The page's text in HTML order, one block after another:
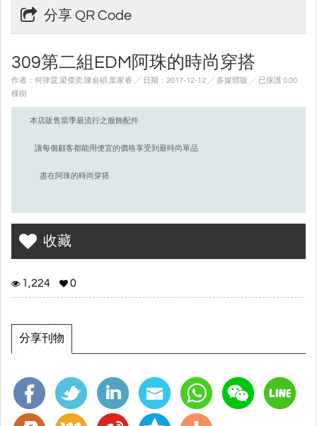
分享 QR Code
309第二組EDM阿珠的時尚穿搭
作者：何律霆.梁傑奕.陳俞碩.葉家睿 ╱ 日期：2017-12-12 ╱ 多媒體版 ╱ 已保護 0.00
棵樹
本店販售當季最流行之服飾配件
讓每個顧客都能用便宜的價格享受到最時尚單品
盡在阿珠的時尚穿搭
收藏
1,224 0
分享刊物